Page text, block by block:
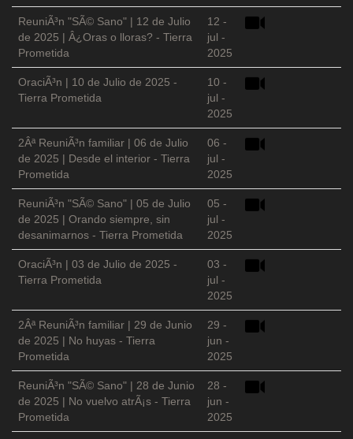
ReuniÃ³n "SÃ© Sano" | 12 de Julio
de 2025 | Â¿Oras o lloras? - Tierra
Prometida
12 -
jul -
2025
OraciÃ³n | 10 de Julio de 2025 -
Tierra Prometida
10 -
jul -
2025
2Âª ReuniÃ³n familiar | 06 de Julio
de 2025 | Desde el interior - Tierra
Prometida
06 -
jul -
2025
ReuniÃ³n "SÃ© Sano" | 05 de Julio
de 2025 | Orando siempre, sin
desanimarnos - Tierra Prometida
05 -
jul -
2025
OraciÃ³n | 03 de Julio de 2025 -
Tierra Prometida
03 -
jul -
2025
2Âª ReuniÃ³n familiar | 29 de Junio
de 2025 | No huyas - Tierra
Prometida
29 -
jun -
2025
ReuniÃ³n "SÃ© Sano" | 28 de Junio
de 2025 | No vuelvo atrÃ¡s - Tierra
Prometida
28 -
jun -
2025